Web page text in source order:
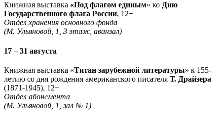
Книжная выставка «Под флагом единым» ко Дню
Государственного флага России, 12+
Отдел хранения основного фонда
(М. Ульяновой, 1, 3 этаж, аванзал)
17 – 31 августа
Книжная выставка «Титан зарубежной литературы» к 155-
летию со дня рождения американского писателя Т. Драйзера
(1871-1945), 12+
Отдел абонемента
(М. Ульяновой, 1, зал № 1)